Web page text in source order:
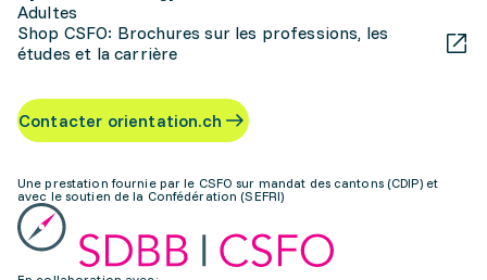
Adultes
Shop CSFO: Brochures sur les professions, les
études et la carrière
Contacter orientation.ch
Une prestation fournie par le CSFO sur mandat des cantons (CDIP) et
avec le soutien de la Confédération (SEFRI)